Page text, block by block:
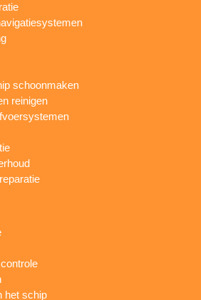
schoonmaken
reinigen
het schip